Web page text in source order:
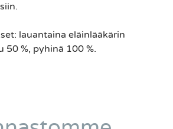
lauantaina eläinlääkärin
50 %, pyhinä 100 %.